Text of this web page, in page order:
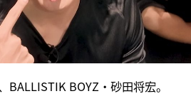
BALLISTIK BOYZ・砂田将宏。